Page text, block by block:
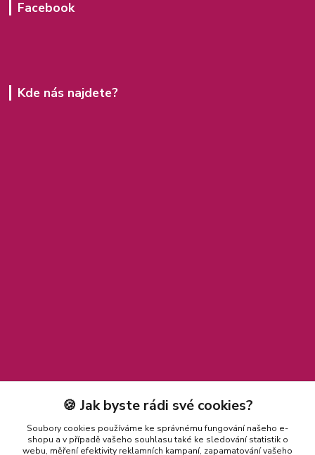
Facebook
Kde nás najdete?
🍪 Jak byste rádi své cookies?
Soubory cookies používáme ke správnému fungování našeho e-
shopu a v případě vašeho souhlasu také ke sledování statistik o
webu, měření efektivity reklamních kampaní, zapamatování vašeho